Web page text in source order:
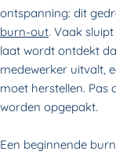
ontspanning: dit
burn-out. Vaak
laat wordt ontdekt
medewerker uitvalt,
moet herstellen.
worden opgepakt.
Een beginnende